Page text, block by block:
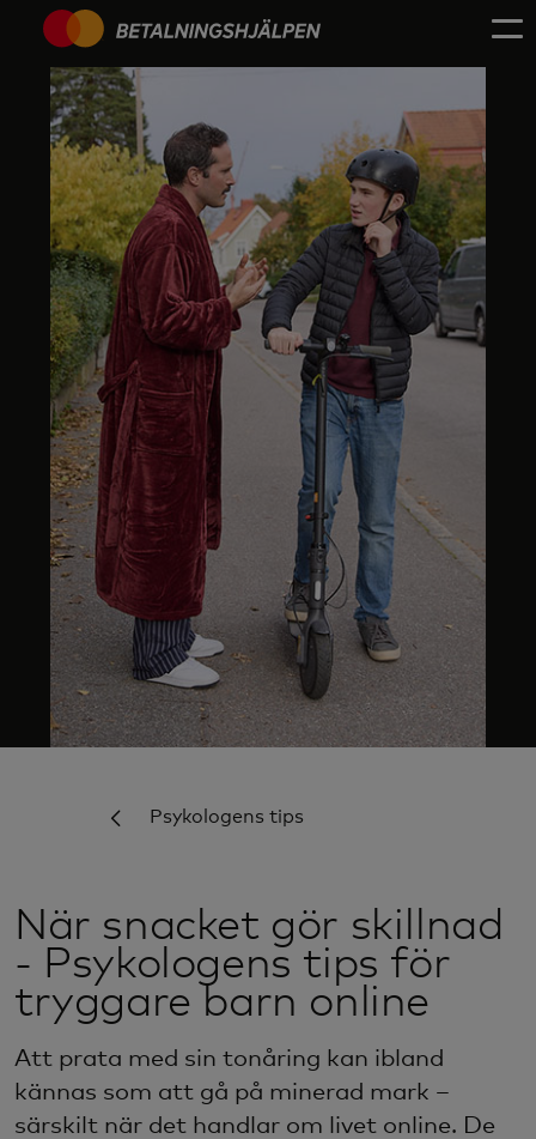
Psykologens tips
När snacket gör skillnad
- Psykologens tips för
tryggare barn online
Att prata med sin tonåring kan ibland
kännas som att gå på minerad mark –
särskilt när det handlar om livet online. De